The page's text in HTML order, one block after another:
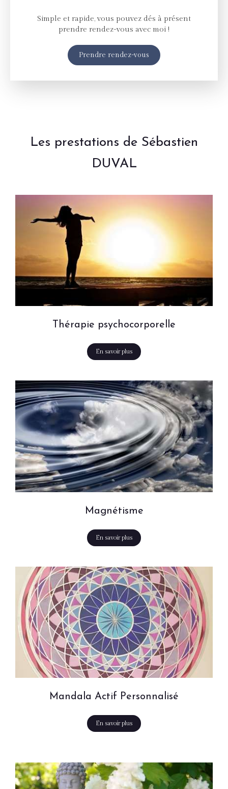
Simple et rapide, vous pouvez dés à présent
prendre rendez-vous avec moi !
Prendre rendez-vous
Les prestations de Sébastien
DUVAL
Thérapie psychocorporelle
En savoir plus
Magnétisme
En savoir plus
Mandala Actif Personnalisé
En savoir plus